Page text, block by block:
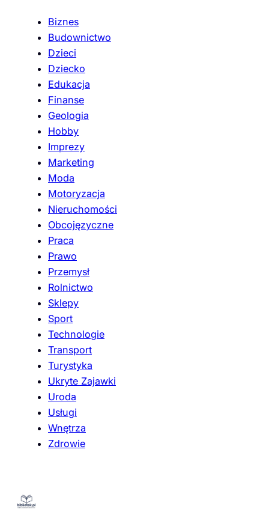
Biznes
Budownictwo
Dzieci
Dziecko
Edukacja
Finanse
Geologia
Hobby
Imprezy
Marketing
Moda
Motoryzacja
Nieruchomości
Obcojęzyczne
Praca
Prawo
Przemysł
Rolnictwo
Sklepy
Sport
Technologie
Transport
Turystyka
Ukryte Zajawki
Uroda
Usługi
Wnętrza
Zdrowie